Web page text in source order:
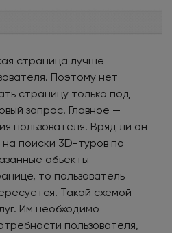
страница лучше
Поэтому нет
страницу только под
запрос. Главное —
пользователя. Вряд ли он
поиски 3D-туров по
объекты
то пользователь
Такой схемой
Им необходимо
пользователя,